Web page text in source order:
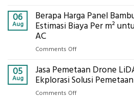
Cara
Kerja,
Manfaatnya
Pemasangan
Bowplank
Ukur
Presisi
untuk
06
Aug
Berapa Harga Panel
Estimasi Biaya Per m²
AC
Comments Offon
Harga
Panel
05
Aug
Jasa Pemetaan Drone
Ekplorasi Solusi
Comments Offon